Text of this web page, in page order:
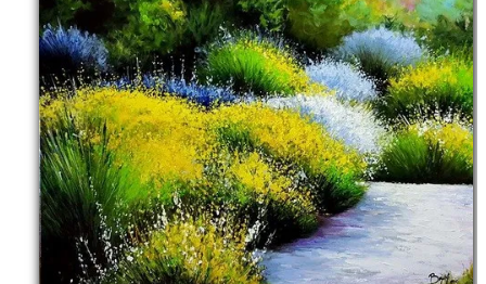
Accueil
L'artiste▼
Galeries▼
Vente▼
Boutique
Contact